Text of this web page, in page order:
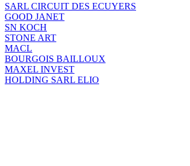
SARL CIRCUIT DES ECUYERS
GOOD JANET
SN KOCH
STONE ART
MACL
BOURGOIS BAILLOUX
MAXEL INVEST
HOLDING SARL ELIO